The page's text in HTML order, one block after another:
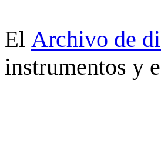
El Archivo de
instrumentos y